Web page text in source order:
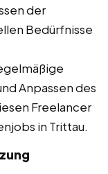
der
Bedürfnisse
Anpassen des
Freelancer
in Trittau.